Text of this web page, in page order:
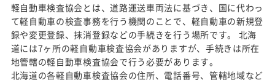
軽自動車検査協会とは、道路運送車両法に基づき、国に代わっ
て軽自動車の検査事務を行う機関のことで、軽自動車の新規登
録や変更登録、抹消登録などの手続きを行う場所です。 北海
道には7ヶ所の軽自動車検査協会がありますが、手続きは所在
地管轄の軽自動車検査協会で行う必要があります。
北海道の各軽自動車検査協会の住所、電話番号、管轄地域など